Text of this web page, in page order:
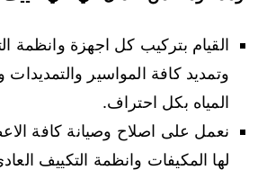
القيام بتركيب كل اجهزة وانظمة
وتمديد كافة المواسير
المياه بكل احتراف.
نعمل على اصلاح وصيانة كافة
لها المكيفات وانظمة التكييف